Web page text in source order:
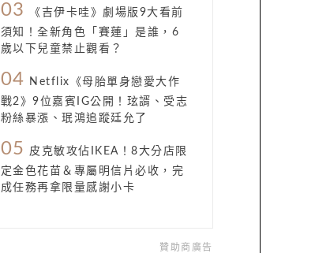
03
《吉伊卡哇》劇場版9大看前
須知！全新角色「賽蓮」是誰，6
歲以下兒童禁止觀看？
04
Netflix《母胎單身戀愛大作
戰2》9位嘉賓IG公開！玹諝、受志
粉絲暴漲、珉鴻追蹤廷允了
05
皮克敏攻佔IKEA！8大分店限
定金色花苗＆專屬明信片必收，完
成任務再拿限量感謝小卡
贊助商廣告